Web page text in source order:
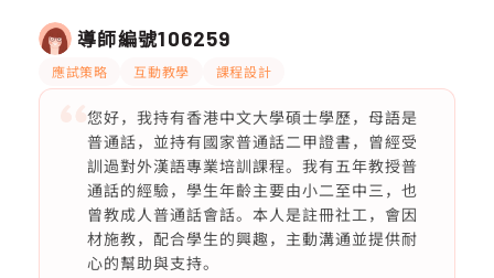
導師編號106259
應試策略 互動教學 課程設計
您好，我持有香港中文大學碩士學歷，母語是
普通話，並持有國家普通話二甲證書，曾經受
訓過對外漢語專業培訓課程。我有五年教授普
通話的經驗，學生年齡主要由小二至中三，也
曾教成人普通話會話。本人是註冊社工，會因
材施教，配合學生的興趣，主動溝通並提供耐
心的幫助與支持。